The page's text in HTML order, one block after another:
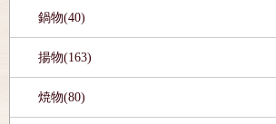
鍋物(40)
揚物(163)
焼物(80)